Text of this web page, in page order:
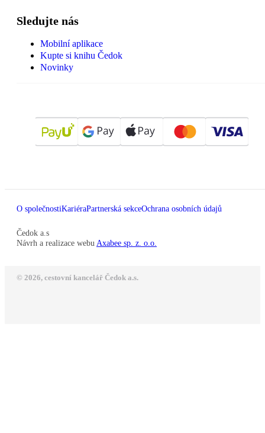
Sledujte nás
Mobilní aplikace
Kupte si knihu Čedok
Novinky
O společnostiKariéraPartnerská sekceOchrana osobních údajů
Čedok a.s
Návrh a realizace webu Axabee sp. z. o.o.
© 2026, cestovní kancelář Čedok a.s.